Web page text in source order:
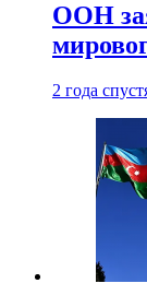
ООН
2 года